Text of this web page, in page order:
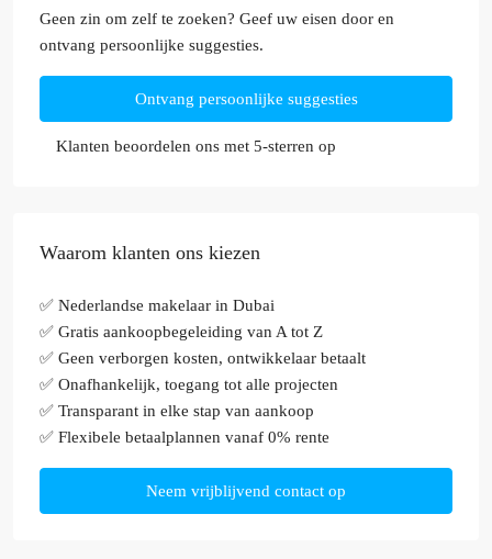
Geen zin om zelf te zoeken? Geef uw eisen door en
ontvang persoonlijke suggesties.
Ontvang persoonlijke suggesties
Klanten beoordelen ons met 5-sterren op
Waarom klanten ons kiezen
✅ Nederlandse makelaar in Dubai
✅ Gratis aankoopbegeleiding van A tot Z
✅ Geen verborgen kosten, ontwikkelaar betaalt
✅ Onafhankelijk, toegang tot alle projecten
✅ Transparant in elke stap van aankoop
✅ Flexibele betaalplannen vanaf 0% rente
Neem vrijblijvend contact op